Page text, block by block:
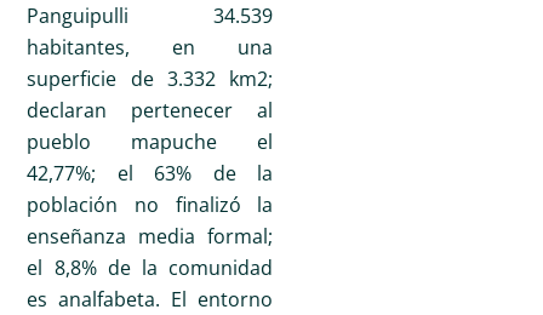
Panguipulli 34.539
habitantes, en una
superficie de 3.332 km2;
declaran pertenecer al
pueblo mapuche el
42,77%; el 63% de la
población no finalizó la
enseñanza media formal;
el 8,8% de la comunidad
es analfabeta. El entorno